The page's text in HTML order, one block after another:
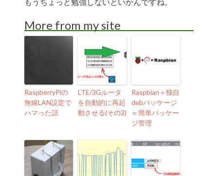
More from my site
RaspberryPiの
無線LAN設定で
ハマった話
LTE/3Gルータ
を自動的に再起
動させる(その2)
Raspbian＋独自
debパッケージ
＝簡単パッケー
ジ管理